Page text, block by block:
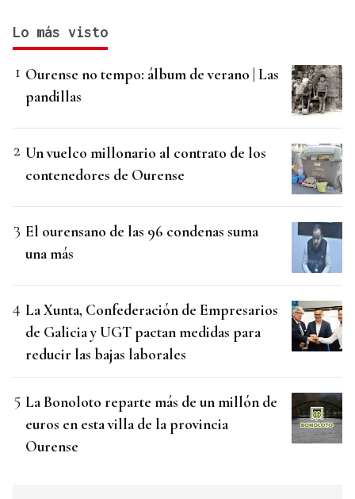
Lo más visto
Ourense no tempo: álbum de verano | Las
pandillas
Un vuelco millonario al contrato de los
contenedores de Ourense
El ourensano de las 96 condenas suma
una más
La Xunta, Confederación de Empresarios
de Galicia y UGT pactan medidas para
reducir las bajas laborales
La Bonoloto reparte más de un millón de
euros en esta villa de la provincia
Ourense